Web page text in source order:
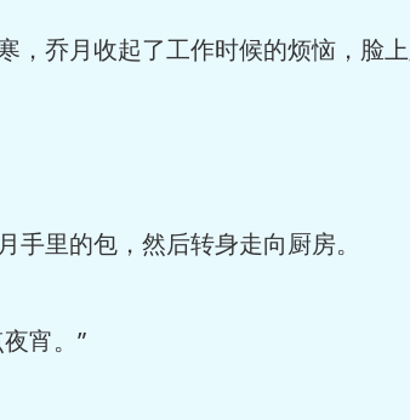
乔月收起了工作时候的烦恼，脸上
里的包，然后转身走向厨房。
宵。”